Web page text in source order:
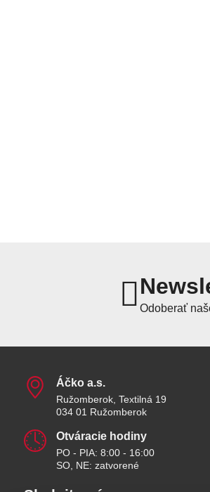
Odoberať
Áčko a​.s​.
Ružomberok, Textilná 19
034 01 Ružomberok
Otváracie hodiny
PO - PIA: 8:00 - 16:00
SO, NE: zatvorené